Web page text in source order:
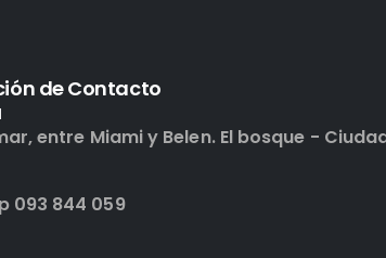
de Contacto
entre Miami y Belen. El bosque -
093 844 059